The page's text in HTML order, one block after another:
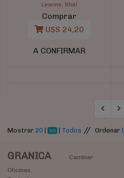
Leanne, Shel
Comprar
U$S 24,20
A CONFIRMAR
Mostrar 20 | 50 | Todos // Ordenar
GRANICA
Cambiar
Oficinas